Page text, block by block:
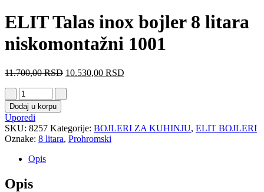
ELIT Talas inox bojler 8 litara
niskomontažni 1001
11.700,00RSD 10.530,00 RSD
Dodaj u korpu
Uporedi
SKU: 8257 Kategorije: BOJLERI ZA KUHINJU, ELIT BOJLERI
Oznake: 8 litara, Prohromski
Opis
Opis